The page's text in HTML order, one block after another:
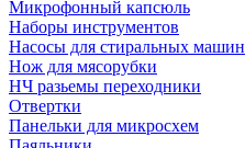
Микрофонный капсюль
Наборы инструментов
Насосы для стиральных машин
Нож для мясорубки
НЧ разьемы переходники
Отвертки
Панельки для микросхем